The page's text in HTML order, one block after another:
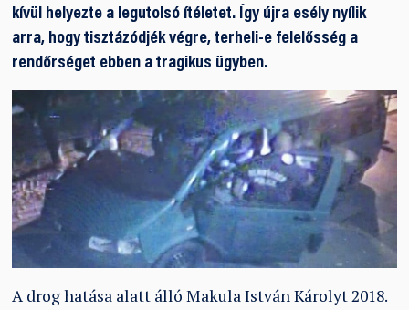
kívül helyezte a legutolsó ítéletet. Így újra esély nyílik
arra, hogy tisztázódjék végre, terheli-e felelősség a
rendőrséget ebben a tragikus ügyben.
A drog hatása alatt álló Makula István Károlyt 2018.